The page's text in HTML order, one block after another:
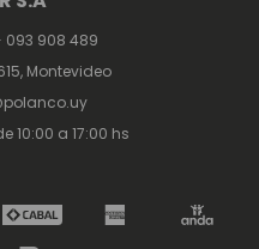
093 908 489
Montevideo
10:00 a 17:00 hs